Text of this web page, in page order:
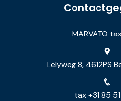
MARVATO
Lelyweg 8, 4612PS
tax +31 85